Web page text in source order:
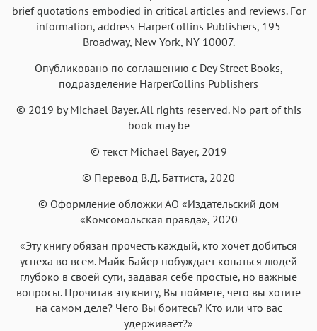
Аа
Iowan
Аа
San Francisco Аа
SF Serif Аа
New York
Аа
Helvetica Neue
Аа Аа Аа
Аа Аа
Courier New
Аа Аа
brief quotations embodied in critical articles and reviews. For
information, address HarperCollins Publishers, 195
Broadway, New York, NY 10007.
Опубликовано по соглашению с Dey Street Books,
подразделение HarperCollins Publishers
© 2019 by Michael Bayer. All rights reserved. No part of this
book may be
© текст Michael Bayer, 2019
© Перевод В.Д. Баттиста, 2020
© Оформление обложки АО «Издательский дом
«Комсомольская правда», 2020
«Эту книгу обязан прочесть каждый, кто хочет добиться
успеха во всем. Майк Байер побуждает копаться людей
глубоко в своей сути, задавая себе простые, но важные
вопросы. Прочитав эту книгу, Вы поймете, чего вы хотите
на самом деле? Чего Вы боитесь? Кто или что вас
удерживает?»